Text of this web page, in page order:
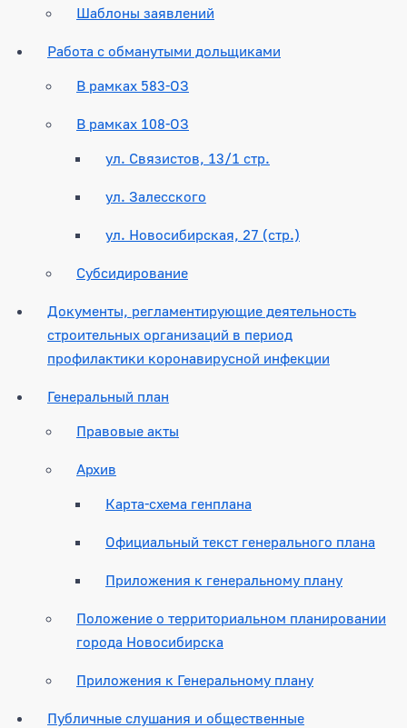
Шаблоны заявлений
Работа с обманутыми дольщиками
В рамках 583-ОЗ
В рамках 108-ОЗ
ул. Связистов, 13/1 стр.
ул. Залесского
ул. Новосибирская, 27 (стр.)
Субсидирование
Документы, регламентирующие деятельность
строительных организаций в период
профилактики коронавирусной инфекции
Генеральный план
Правовые акты
Архив
Карта-схема генплана
Официальный текст генерального плана
Приложения к генеральному плану
Положение о территориальном планировании
города Новосибирска
Приложения к Генеральному плану
Публичные слушания и общественные